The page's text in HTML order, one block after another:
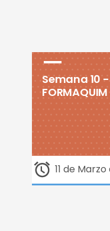
Semana 10
11 de